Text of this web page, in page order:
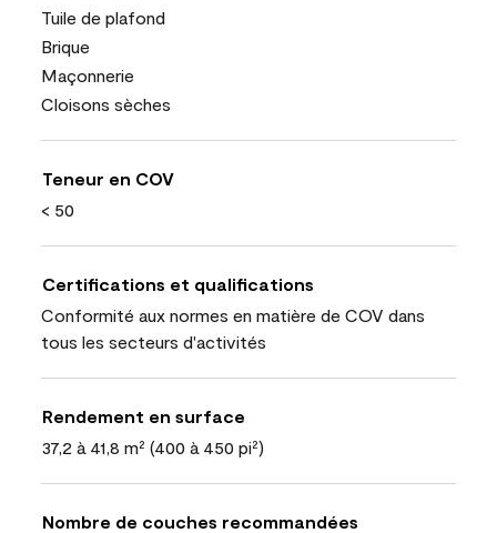
Tuile de plafond
Brique
Maçonnerie
Cloisons sèches
Teneur en COV
< 50
Certifications et qualifications
Conformité aux normes en matière de COV dans
tous les secteurs d'activités
Rendement en surface
37,2 à 41,8 m² (400 à 450 pi²)
Nombre de couches recommandées